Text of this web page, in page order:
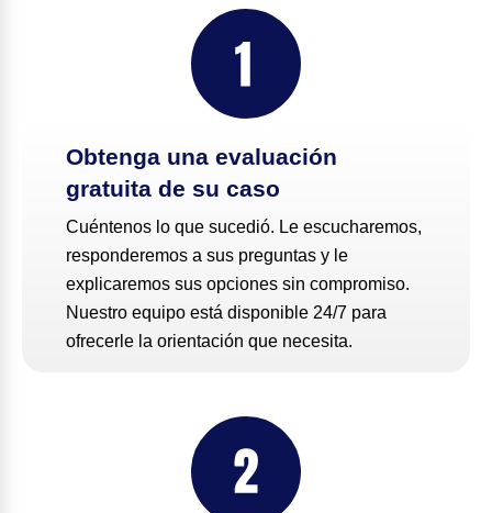
Obtenga una evaluación
gratuita de su caso
Cuéntenos lo que sucedió. Le escucharemos,
responderemos a sus preguntas y le
explicaremos sus opciones sin compromiso.
Nuestro equipo está disponible 24/7 para
ofrecerle la orientación que necesita.